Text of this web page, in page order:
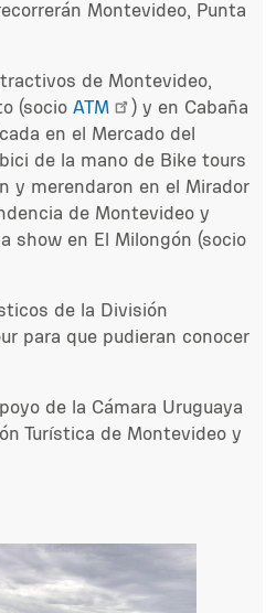
Montevideo, Punta
de Montevideo,
(socio ATM
) y en Cabaña
en el Mercado del
de la mano de Bike tours
y merendaron en el Mirador
de Montevideo y
show en El Milongón (socio
de la División
para que pudieran conocer
de la Cámara Uruguaya
Turística de Montevideo y